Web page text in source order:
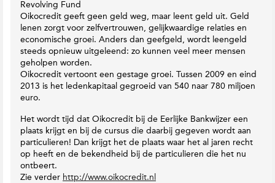
Revolving Fund
Oikocredit geeft geen geld weg, maar leent geld uit. Geld
lenen zorgt voor zelfvertrouwen, gelijkwaardige relaties en
economische groei. Anders dan geefgeld, wordt leengeld
steeds opnieuw uitgeleend: zo kunnen veel meer mensen
geholpen worden.
Oikocredit vertoont een gestage groei. Tussen 2009 en eind
2013 is het ledenkapitaal gegroeid van 540 naar 780 miljoen
euro.
Het wordt tijd dat Oikocredit bij de Eerlijke Bankwijzer een
plaats krijgt en bij de cursus die daarbij gegeven wordt aan
particulieren! Dan krijgt het de plaats waar het al jaren recht
op heeft en de bekendheid bij de particulieren die het nu
ontbeert.
Zie verder http://www.oikocredit.nl